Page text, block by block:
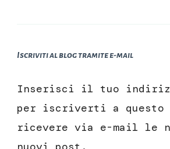
Iscriviti al blog tramite e-mail
Inserisci il tuo
per iscriverti a questo
ricevere via e-mail le